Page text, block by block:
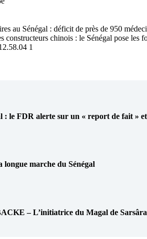
au Sénégal : déficit de près de 950
constructeurs chinois : le Sénégal pose les
: le FDR alerte sur un « report de fait »
longue marche du Sénégal
– L’initiatrice du Magal de